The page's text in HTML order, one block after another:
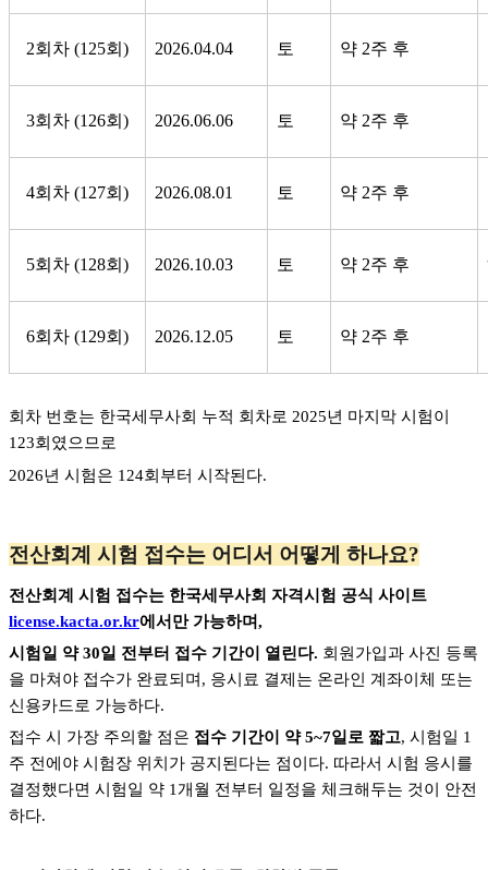
2회차 (125회) 2026.04.04 토 약 2주 후
3회차 (126회) 2026.06.06 토 약 2주 후
4회차 (127회) 2026.08.01 토 약 2주 후
5회차 (128회) 2026.10.03 토 약 2주 후
6회차 (129회) 2026.12.05 토 약 2주 후
회차 번호는 한국세무사회 누적 회차로 2025년 마지막 시험이
123회였으므로
2026년 시험은 124회부터 시작된다.
전산회계 시험 접수는 어디서 어떻게 하나요?
전산회계 시험 접수는 한국세무사회 자격시험 공식 사이트
license.kacta.or.kr에서만 가능하며,
시험일 약 30일 전부터 접수 기간이 열린다. 회원가입과 사진 등록
을 마쳐야 접수가 완료되며, 응시료 결제는 온라인 계좌이체 또는
신용카드로 가능하다.
접수 시 가장 주의할 점은 접수 기간이 약 5~7일로 짧고, 시험일 1
주 전에야 시험장 위치가 공지된다는 점이다. 따라서 시험 응시를
결정했다면 시험일 약 1개월 전부터 일정을 체크해두는 것이 안전
하다.